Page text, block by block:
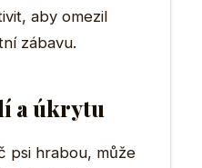
aby omezil
zábavu.
a úkrytu
psi hrabou, může